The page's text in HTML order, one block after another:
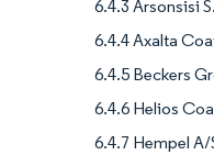
6.4.3 Arsonsisi
6.4.4 Axalta
6.4.5 Beckers
6.4.6 Helios
6.4.7 Hempel A/